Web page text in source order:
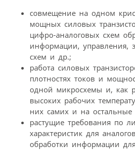
совмещение на одном
мощных силовых
цифро-аналоговых схем
информации, управления,
схем и др.;
работа силовых
плотностях токов и
одной микросхемы и, как
высоких рабочих
них самих и на
растущие требования по
характеристик для
обработки информации